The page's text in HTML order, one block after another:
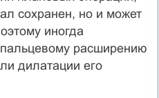
сохранен, но и может
иногда
пальцевому расширению
дилатации его